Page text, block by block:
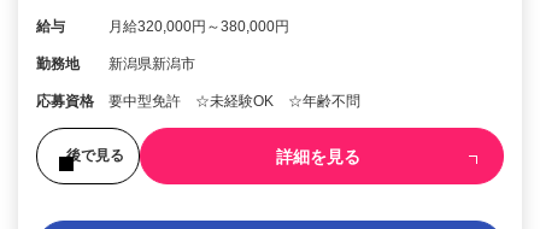
給与 月給320,000円～380,000円
勤務地 新潟県新潟市
応募資格 要中型免許 ☆未経験OK ☆年齢不問
後で見る 詳細を見る